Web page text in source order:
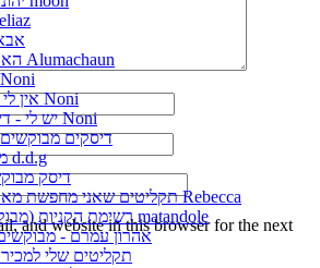
eliaz מאת eliaz
האהובים מאת Alumachaun
יש לי מאת Noni
אין לי ורוצה מאת Noni
יש לי - דיסקים מאת Noni
דיסקים
מבוקש מאת d.d.g
דיסק
Rebecca תקליטים שאני מחפשת מאת Rebecca
רשימת הקניות (מבוקשים) מאת matandole
אהרון עמרם -
תקליטים שלי
and website in this browser for the next